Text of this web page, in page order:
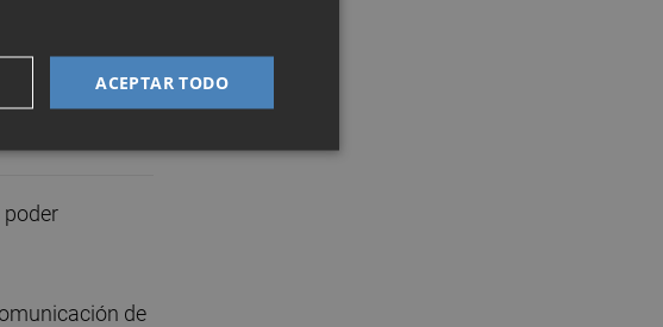
23/01/2024 ·08:28
poder
de
ACEPTAR TODO